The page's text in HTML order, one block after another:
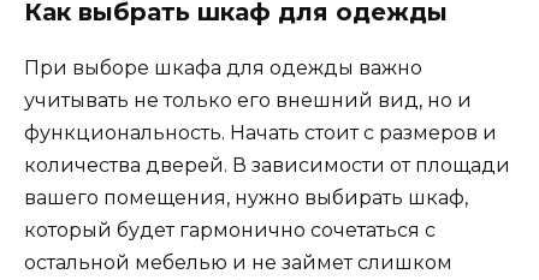
Как выбрать шкаф для одежды
При выборе шкафа для одежды важно
учитывать не только его внешний вид, но и
функциональность. Начать стоит с размеров и
количества дверей. В зависимости от площади
вашего помещения, нужно выбирать шкаф,
который будет гармонично сочетаться с
остальной мебелью и не займет слишком